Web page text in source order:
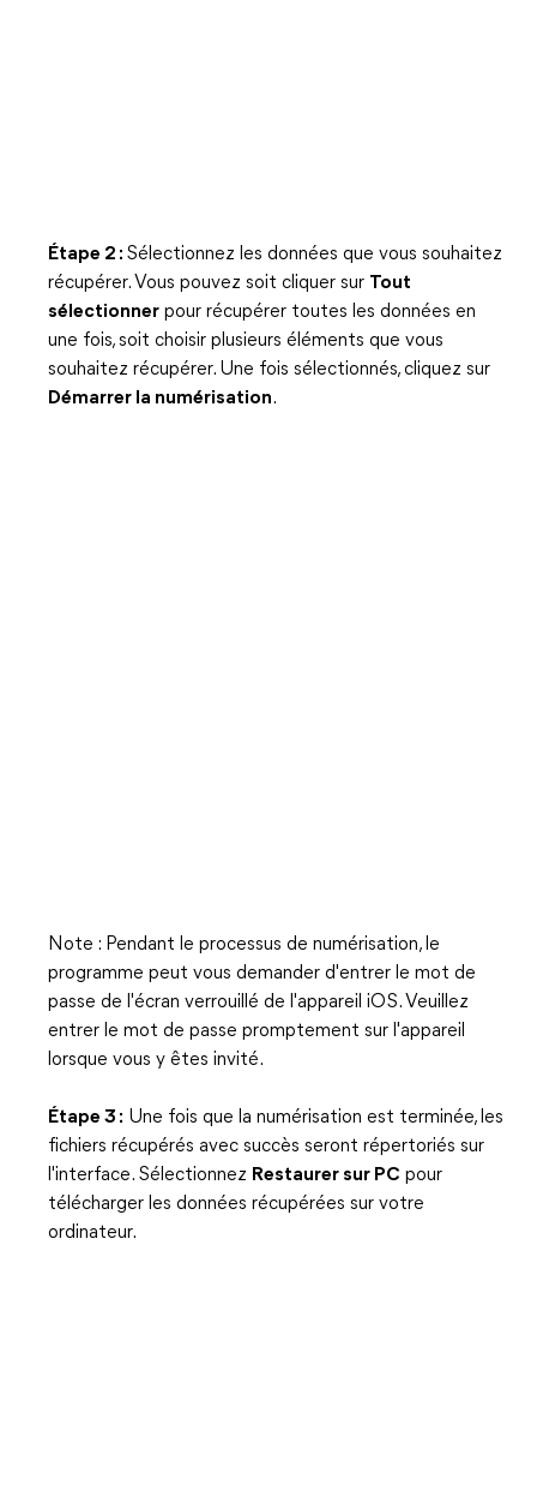
Étape 2 : Sélectionnez les données que vous souhaitez
récupérer. Vous pouvez soit cliquer sur Tout
sélectionner pour récupérer toutes les données en
une fois, soit choisir plusieurs éléments que vous
souhaitez récupérer. Une fois sélectionnés, cliquez sur
Démarrer la numérisation.
Note : Pendant le processus de numérisation, le
programme peut vous demander d'entrer le mot de
passe de l'écran verrouillé de l'appareil iOS. Veuillez
entrer le mot de passe promptement sur l'appareil
lorsque vous y êtes invité.
Étape 3 : Une fois que la numérisation est terminée, les
fichiers récupérés avec succès seront répertoriés sur
l'interface. Sélectionnez Restaurer sur PC pour
télécharger les données récupérées sur votre
ordinateur.